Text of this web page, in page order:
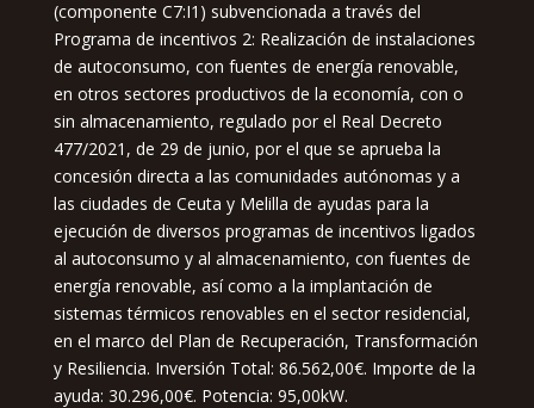
(componente C7:I1) subvencionada a través del
Programa de incentivos 2: Realización de instalaciones
de autoconsumo, con fuentes de energía renovable,
en otros sectores productivos de la economía, con o
sin almacenamiento, regulado por el Real Decreto
477/2021, de 29 de junio, por el que se aprueba la
concesión directa a las comunidades autónomas y a
las ciudades de Ceuta y Melilla de ayudas para la
ejecución de diversos programas de incentivos ligados
al autoconsumo y al almacenamiento, con fuentes de
energía renovable, así como a la implantación de
sistemas térmicos renovables en el sector residencial,
en el marco del Plan de Recuperación, Transformación
y Resiliencia. Inversión Total: 86.562,00€. Importe de la
ayuda: 30.296,00€. Potencia: 95,00kW.